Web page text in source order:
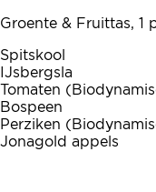
Groente & Fruittas, 1
Spitskool
IJsbergsla
Tomaten
Bospeen
Perziken
Jonagold appels